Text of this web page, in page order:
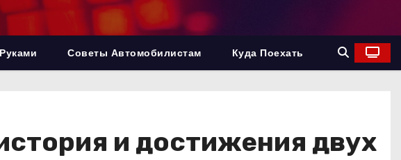
Советы Автомобилистам Куда Поехать
и достижения двух